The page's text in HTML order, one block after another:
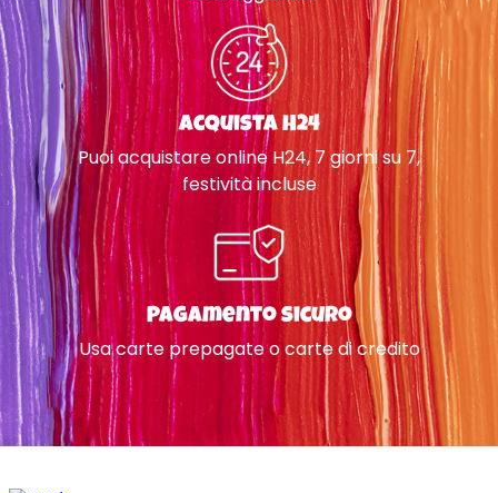
Acquista H24
Puoi acquistare online H24, 7 giorni su 7,
festività incluse
Pagamento sicuro
Usa carte prepagate o carte di credito